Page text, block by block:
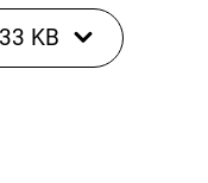
33 KB